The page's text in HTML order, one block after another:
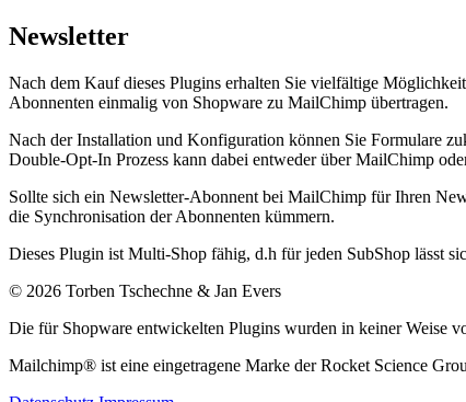
Newsletter
Nach dem Kauf dieses Plugins erhalten Sie vielfältige
Abonnenten einmalig von Shopware zu MailChimp übertragen.
Nach der Installation und Konfiguration können Sie Formulare
Double-Opt-In Prozess kann dabei entweder über MailChimp
Sollte sich ein Newsletter-Abonnent bei MailChimp für Ihren
die Synchronisation der Abonnenten kümmern.
Dieses Plugin ist Multi-Shop fähig, d.h für jeden SubShop lässt
© 2026 Torben Tschechne & Jan Evers
Die für Shopware entwickelten Plugins wurden in keiner Weise
Mailchimp® ist eine eingetragene Marke der Rocket Science